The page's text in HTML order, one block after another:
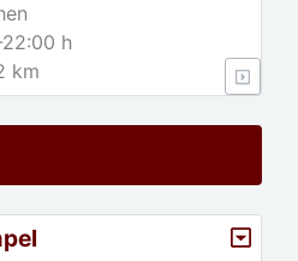
h
km